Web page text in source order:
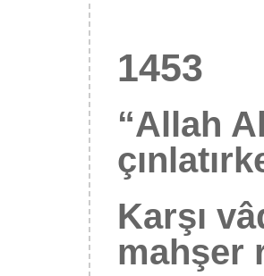
1453
“Allah
Karşı
mahşer